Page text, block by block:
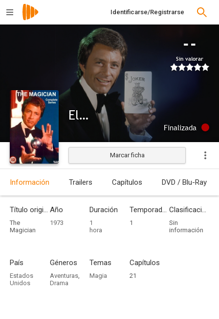
Identificarse/Registrarse
--
Sin valorar
El mago
Finalizada
Marcar ficha
Información Trailers Capítulos DVD / Blu-Ray
Título original
The
Magician
Año
1973
Duración
1
hora
Temporadas
1
Clasificación por edades
Sin
información
País
Estados
Unidos
Géneros
Aventuras,
Drama
Temas
Magia
Capítulos
21